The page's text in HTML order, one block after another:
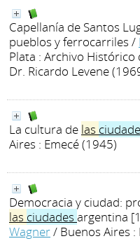
Capellanía de Santos
pueblos y ferrocarriles /
Plata : Archivo Histórico
Dr. Ricardo Levene
La cultura de las
Aires : Emecé (1945)
Democracia y ciudad:
las ciudades argentina
Wagner/ Buenos Aires